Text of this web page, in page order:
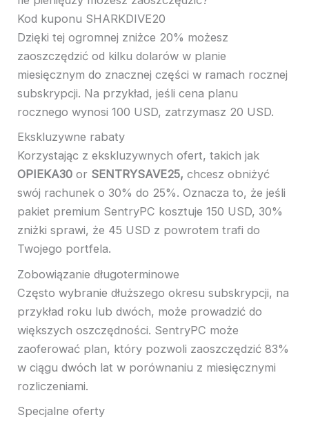
Kod kuponu SHARKDIVE20
Dzięki tej ogromnej zniżce 20% możesz
zaoszczędzić od kilku dolarów w planie
miesięcznym do znacznej części w ramach rocznej
subskrypcji. Na przykład, jeśli cena planu
rocznego wynosi 100 USD, zatrzymasz 20 USD.
Ekskluzywne rabaty
Korzystając z ekskluzywnych ofert, takich jak
OPIEKA30 or SENTRYSAVE25, chcesz obniżyć
swój rachunek o 30% do 25%. Oznacza to, że jeśli
pakiet premium SentryPC kosztuje 150 USD, 30%
zniżki sprawi, że 45 USD z powrotem trafi do
Twojego portfela.
Zobowiązanie długoterminowe
Często wybranie dłuższego okresu subskrypcji, na
przykład roku lub dwóch, może prowadzić do
większych oszczędności. SentryPC może
zaoferować plan, który pozwoli zaoszczędzić 83%
w ciągu dwóch lat w porównaniu z miesięcznymi
rozliczeniami.
Specjalne oferty